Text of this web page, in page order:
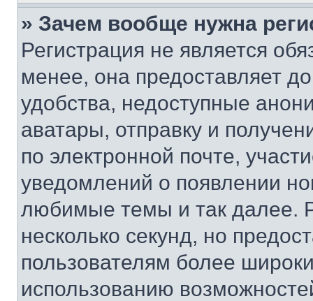
» Зачем вообще нужна
Регистрация не является
менее, она предоставляет
удобства, недоступные
аватары, отправку и
по электронной почте,
уведомлений о появлении
любимые темы и так далее.
несколько секунд, но
пользователям более
использованию